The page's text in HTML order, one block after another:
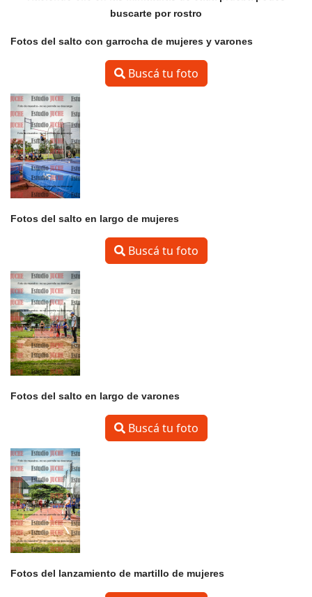
buscarte por rostro
Fotos del salto con garrocha de mujeres y varones
Buscá tu foto
Fotos del salto en largo de mujeres
Buscá tu foto
Fotos del salto en largo de varones
Buscá tu foto
Fotos del lanzamiento de martillo de mujeres